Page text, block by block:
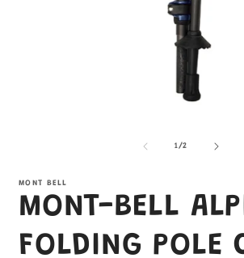
窗
中
開
啟
多
1//2
MONT BELL
MONT-BELL
FOLDING POLE